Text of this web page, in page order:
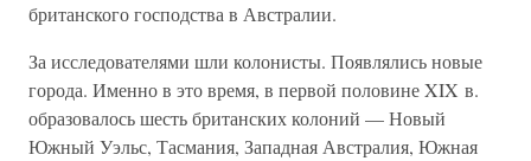
британского господства в Австралии.
За исследователями шли колонисты. Появлялись новые
города. Именно в это время, в первой половине XIX в.
образовалось шесть британских колоний — Новый
Южный Уэльс, Тасмания, Западная Австралия, Южная